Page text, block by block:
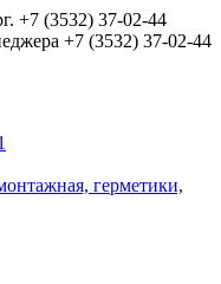
+7 (3532) 37-02-44
+7 (3532) 37-02-44
герметики,